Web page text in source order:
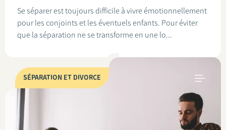
Se séparer est toujours difficile à vivre émotionnellement
pour les conjoints et les éventuels enfants. Pour éviter
que la séparation ne se transforme en une lo...
SÉPARATION ET DIVORCE